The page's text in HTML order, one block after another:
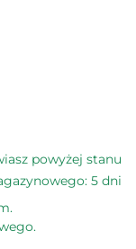
powyżej stanu
5 dni